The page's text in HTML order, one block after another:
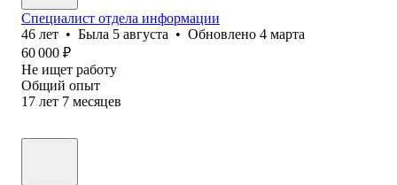
Специалист отдела информации
46 лет • Была 5 августа • Обновлено 4 марта
60 000 ₽
Не ищет работу
Общий опыт
17 лет 7 месяцев